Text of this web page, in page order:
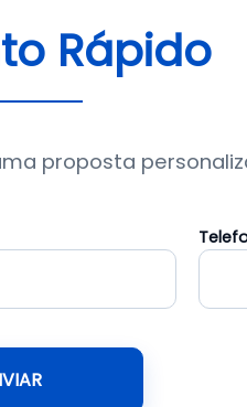
Rápido
proposta